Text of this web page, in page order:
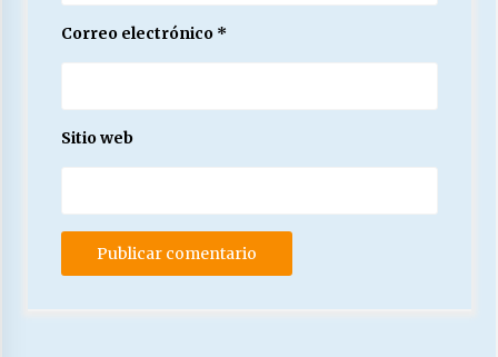
Correo electrónico *
Sitio web